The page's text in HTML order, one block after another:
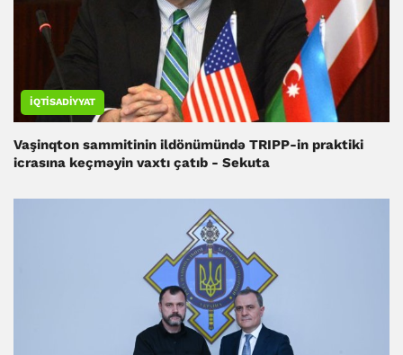
İQTISADIYYAT
Vaşinqton sammitinin ildönümündə TRIPP-in praktiki
icrasına keçməyin vaxtı çatıb - Sekuta